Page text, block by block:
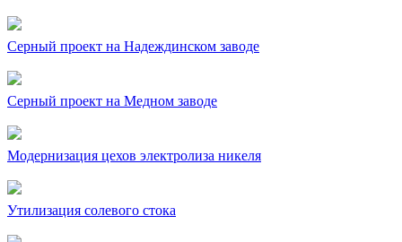
Серный проект на Надеждинском заводе
Серный проект на Медном заводе
Модернизация цехов электролиза никеля
Утилизация солевого стока